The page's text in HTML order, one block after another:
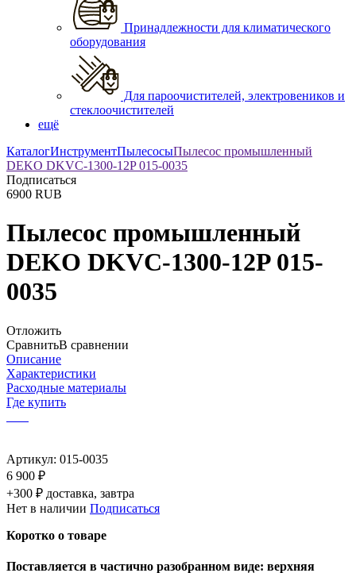
Принадлежности для климатического
оборудования
Для пароочистителей, электровеников и
стеклоочистителей
ещё
КаталогИнструментПылесосыПылесос промышленный
DEKO DKVC-1300-12P 015-0035
Подписаться
6900 RUB
Пылесос промышленный
DEKO DKVC-1300-12P 015-
0035
Отложить
СравнитьВ сравнении
Описание
Характеристики
Расходные материалы
Где купить
Артикул: 015-0035
6 900 ₽
+300 ₽ доставка, завтра
Нет в наличии Подписаться
Коротко о товаре
Поставляется в частично разобранном виде: верхняя